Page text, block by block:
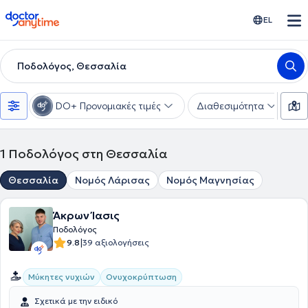
doctoranytime EL
Ποδολόγος, Θεσσαλία
DO+ Προνομιακές τιμές Διαθεσιμότητα
1 Ποδολόγος στη Θεσσαλία
Θεσσαλία Νομός Λάρισας Νομός Μαγνησίας
Άκρων Ίασις
Ποδολόγος
9.8|39 αξιολογήσεις
Μύκητες νυχιών Ονυχοκρύπτωση
Σχετικά με την ειδικό